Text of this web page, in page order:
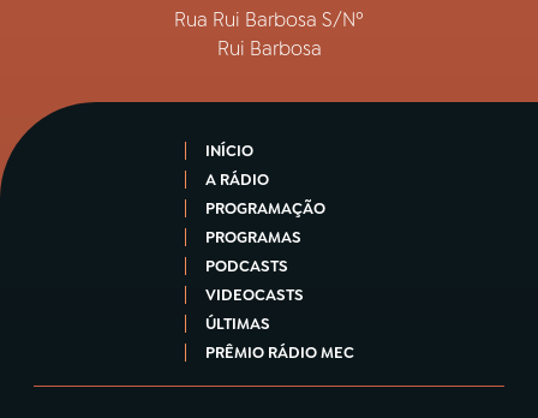
Rua Rui Barbosa S/Nº
Rui Barbosa
INÍCIO
A RÁDIO
PROGRAMAÇÃO
PROGRAMAS
PODCASTS
VIDEOCASTS
ÚLTIMAS
PRÊMIO RÁDIO MEC